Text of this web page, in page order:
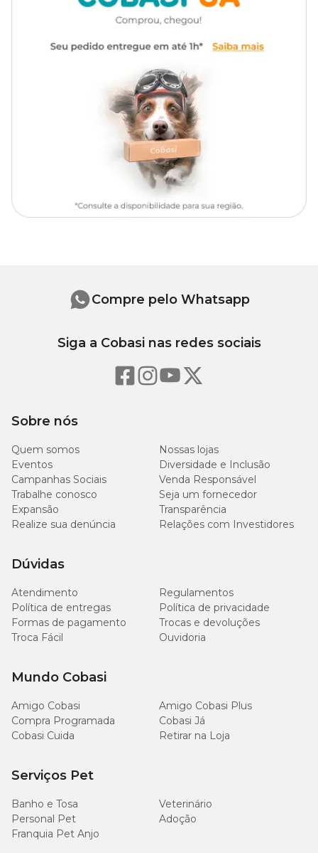
Canil, chão, banheiro, vidro, casa, piso, bancada, porcelanato,
Hipoalergênico, perfumado, ingredientes naturais, orgânico.
Sobre nós
Quem somos
Nossas lojas
Eventos
Diversidade e Inclusão
Campanhas Sociais
Venda Responsável
Trabalhe conosco
Seja um fornecedor
Expansão
Transparência
Realize sua denúncia
Relações com Investidores
Dúvidas
Atendimento
Regulamentos
Política de entregas
Política de privacidade
Formas de pagamento
Trocas e devoluções
Troca Fácil
Ouvidoria
Mundo Cobasi
Amigo Cobasi
Amigo Cobasi Plus
Compra Programada
Cobasi Já
Cobasi Cuida
Retirar na Loja
Serviços Pet
Banho e Tosa
Veterinário
Personal Pet
Adoção
Franquia Pet Anjo
Compre pelo Whatsapp
Siga a Cobasi nas redes sociais